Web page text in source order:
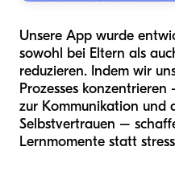
Unsere App wurde
sowohl bei Eltern als
reduzieren. Indem wir
Prozesses
zur Kommunikation und
Selbstvertrauen –
Lernmomente statt